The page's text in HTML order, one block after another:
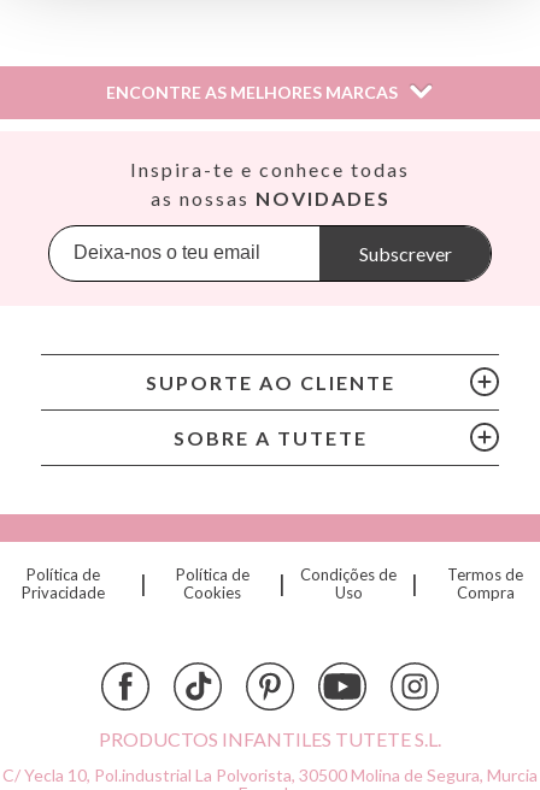
sobre Seguridad General de Productos (GPSR).
30500, Molina de Segura, Murcia
dpd@tutete.com
ENCONTRE AS MELHORES MARCAS
Banwood
BIBS
Cristina de Jos'h
Djeco
Inspira-te e conhece todas
as nossas NOVIDADES
Subscrever
SUPORTE AO CLIENTE
SOBRE A TUTETE
Política de
Privacidade
|
Política de
Cookies
|
Condições de
Uso
|
Termos de
Compra
PRODUCTOS INFANTILES TUTETE S.L.
C/ Yecla 10, Pol.industrial La Polvorista, 30500 Molina de Segura, Murcia